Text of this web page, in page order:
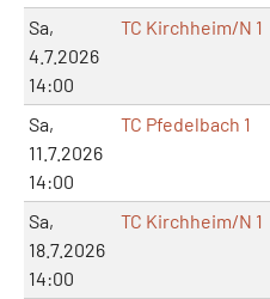
Sa,
4.7.2026
14:00
TC Kirchheim/N 1
Sa,
11.7.2026
14:00
TC Pfedelbach 1
Sa,
18.7.2026
14:00
TC Kirchheim/N 1